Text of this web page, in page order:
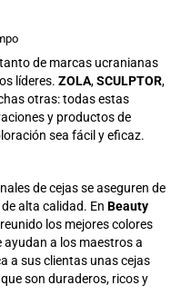
de marcas ucranianas
líderes. ZOLA,SCULPTOR,
otras: todas estas
y productos de
sea fácil y eficaz.
de cejas se aseguren de
alta calidad. En Beauty
los mejores colores
ayudan a los maestros a
a sus clientas unas cejas
son duraderos, ricos y